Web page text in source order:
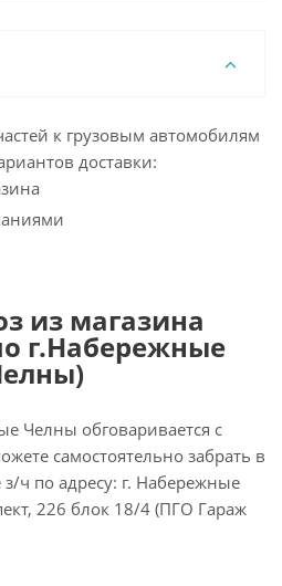
к грузовым автомобилям
доставки:
из магазина
г.Набережные
Челны обговаривается с
самостоятельно забрать в
ч по адресу: г. Набережные
226 блок 18/4 (ПГО Гараж